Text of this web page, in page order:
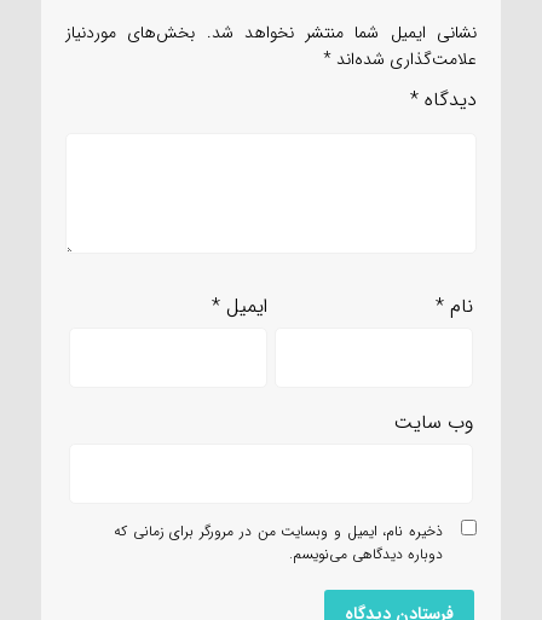
نشانی ایمیل شما منتشر نخواهد شد. بخش‌های موردنیاز
علامت‌گذاری شده‌اند *
دیدگاه *
نام* ایمیل*
وب‌ سایت
ذخیره نام، ایمیل و وبسایت من در مرورگر برای زمانی که
دوباره دیدگاهی می‌نویسم.